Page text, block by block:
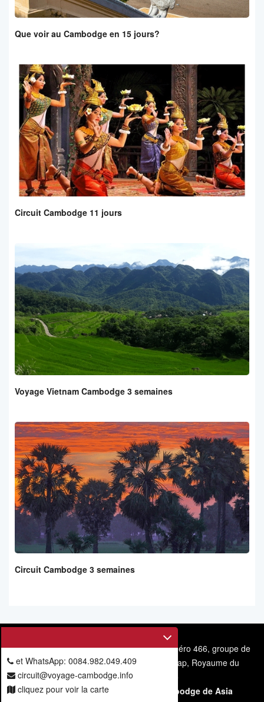
Que voir au Cambodge en 15 jours?
Circuit Cambodge 11 jours
Voyage Vietnam Cambodge 3 semaines
Circuit Cambodge 3 semaines
Voyage Cambodge-Asia Travelogue:numéro 466, groupe de
rue 4, commune de Svay Dangkum, Siem Reap, Royaume du
Cambodge.Lesite internethttps://voyage-
cambodge.info/appartient à Voyage Cambodge de Asia
et WhatsApp: 0084.982.049.409
circuit@voyage-cambodge.info
cliquez pour voir la carte